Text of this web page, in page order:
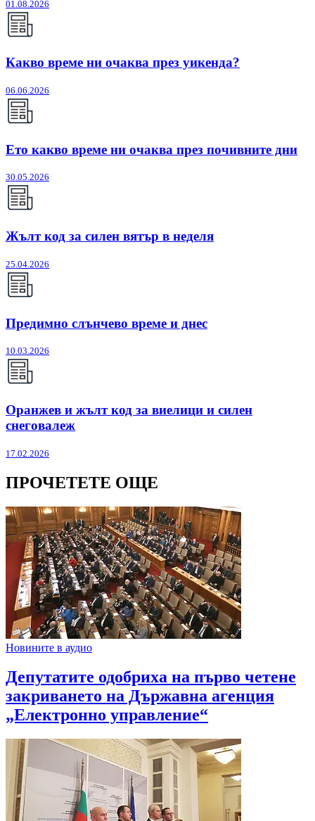
01.08.2026
Какво време ни очаква през уикенда?
06.06.2026
Ето какво време ни очаква през почивните дни
30.05.2026
Жълт код за силен вятър в неделя
25.04.2026
Предимно слънчево време и днес
10.03.2026
Оранжев и жълт код за виелици и силен
снеговалеж
17.02.2026
ПРОЧЕТЕТЕ ОЩЕ
Новините в аудио
Депутатите одобриха на първо четене
закриването на Държавна агенция
„Електронно управление“